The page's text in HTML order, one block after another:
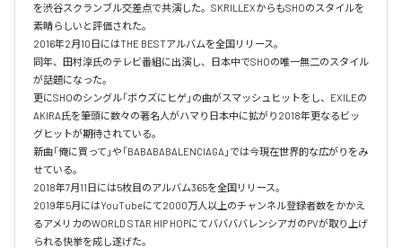
を渋谷スクランブル交差点で共演した。SKRILLEXからもSHOのスタイルを
素晴らしいと評価された。
2016年2月10日にはTHE BESTアルバムを全国リリース。
同年、田村淳氏のテレビ番組に出演し、日本中でSHOの唯一無二のスタイル
が話題になった。
更にSHOのシングル「ボウズにヒゲ」の曲がスマッシュヒットをし、EXILEの
AKIRA氏を筆頭に数々の著名人がハマり日本中に拡がり2018年更なるビッ
グヒットが期待されている。
新曲「俺に買って」や「BABABABALENCIAGA」では今現在世界的な広がりをみ
せている。
2018年7月11日には5枚目のアルバム365を全国リリース。
2019年5月にはYouTubeにて2000万人以上のチャンネル登録者数をかかえ
るアメリカのWORLD STAR HIP HOPにてババババレンシアガのPVが取り上げ
られる快挙を成し遂げた。